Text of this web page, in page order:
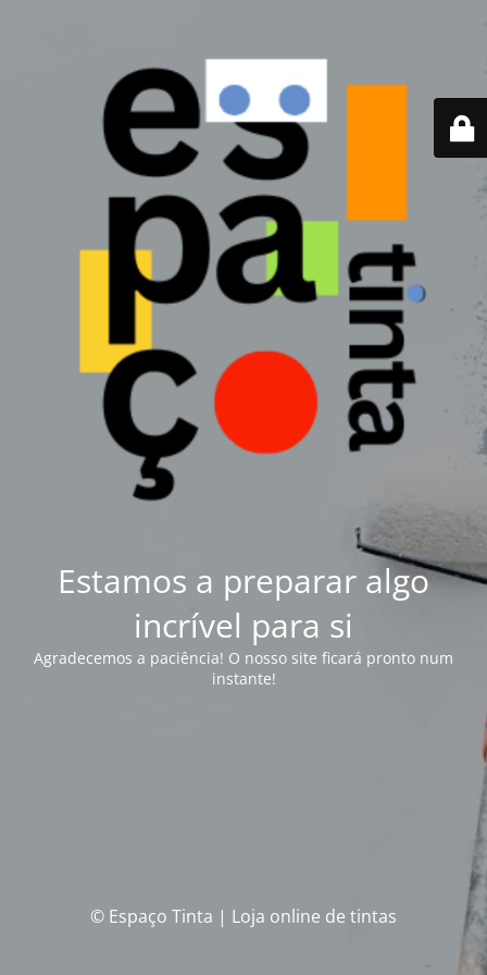
Estamos a preparar algo
incrível para si
Agradecemos a paciência! O nosso site ficará pronto num
instante!
© Espaço Tinta | Loja online de tintas